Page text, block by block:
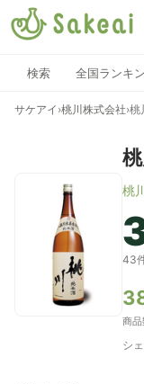
検索 全国ランキ
サケアイ ›桃川株式会社›桃
桃
桃
43
商品
シ